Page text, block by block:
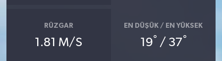
RÜZGAR
1.81 M/S
EN DÜŞÜK / EN YÜKSEK
19° / 37°